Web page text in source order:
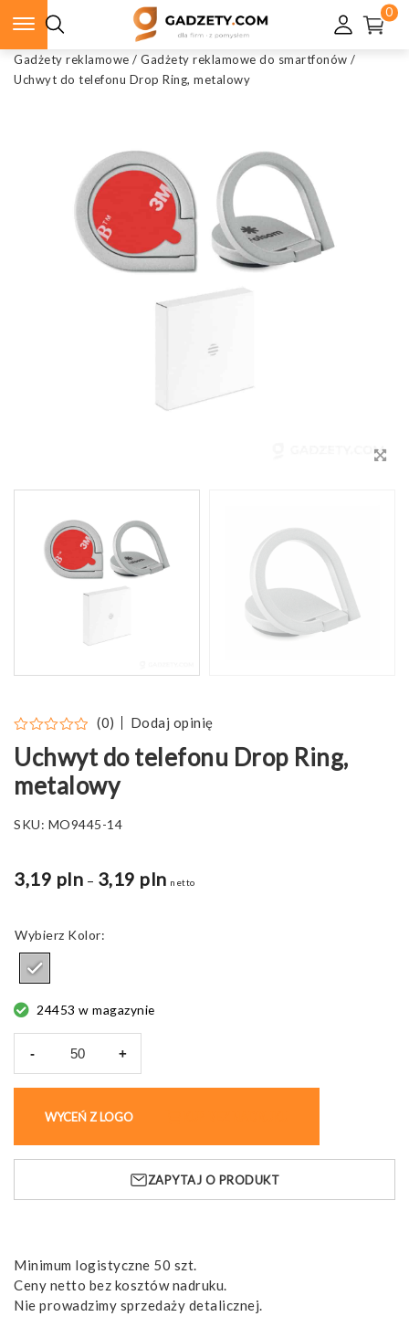
0
Gadżety reklamowe / Gadżety reklamowe do smartfonów /
Uchwyt do telefonu Drop Ring, metalowy
(0) Dodaj opinię
Uchwyt do telefonu Drop Ring,
metalowy
SKU: MO9445-14
3,19 pln – 3,19 plnZakres
netto
Kolor
24453 w magazynie
-
telefonu
Drop
Ring,
+
WYCEŃ Z LOGO
ZAPYTAJ O PRODUKT
Minimum logistyczne 50 szt.
Ceny netto bez kosztów nadruku.
Nie prowadzimy sprzedaży detalicznej.